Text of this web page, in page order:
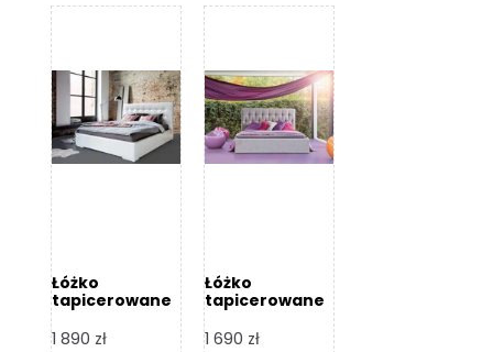
Łóżko
tapicerowane
Design
1 890 zł
Łóżko
tapicerowane
Design
1 690 zł